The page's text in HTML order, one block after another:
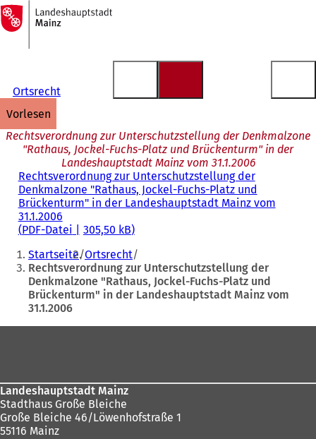
Inhalt anspringen
Zur
Startseite
Ortsrecht
vorlesen
Rechtsverordnung zur Unterschutzstellung der Denkmalzone
"Rathaus, Jockel-Fuchs-Platz und Brückenturm" in der
Landeshauptstadt Mainz vom 31.1.2006
Rechtsverordnung zur Unterschutzstellung der
Denkmalzone "Rathaus, Jockel-Fuchs-Platz und
Brückenturm" in der Landeshauptstadt Mainz vom
31.1.2006
PDF-Datei 305,50 kB
Sie
befinden
sich
hier:
Startseite Ortsrecht
Rechtsverordnung zur Unterschutzstellung der
Denkmalzone "Rathaus, Jockel-Fuchs-Platz und
Brückenturm" in der Landeshauptstadt Mainz vom
31.1.2006
Landeshauptstadt Mainz
Stadthaus Große Bleiche
Große Bleiche 46/Löwenhofstraße 1
55116 Mainz